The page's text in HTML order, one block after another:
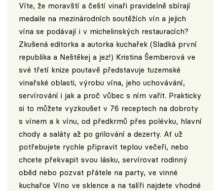
Víte, že moravští a čeští vinaři pravidelně sbírají
medaile na mezinárodních soutěžích vín a jejich
vína se podávají i v michelinských restauracích?
Zkušená editorka a autorka kuchařek (Sladká první
republika a Neštěkej a jez!) Kristina Šemberová ve
své třetí knize poutavě představuje tuzemské
vinařské oblasti, výrobu vína, jeho uchovávání,
servírování i jak a proč vůbec s ním vařit. Prakticky
si to můžete vyzkoušet v 76 receptech na dobroty
s vínem a k vínu, od předkrmů přes polévku, hlavní
chody a saláty až po grilování a dezerty. Ať už
potřebujete rychle připravit teplou večeři, nebo
chcete překvapit svou lásku, servírovat rodinný
oběd nebo pozvat přátele na party, ve vinné
kuchařce Víno ve sklence a na talíři najdete vhodné